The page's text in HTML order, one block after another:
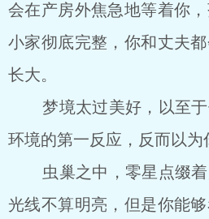
会在产房外焦急地等着你
小家彻底完整，你和丈夫
长大。
梦境太过美好，以至于
环境的第一反应，反而以为
虫巢之中，零星点缀着
光线不算明亮，但是你能